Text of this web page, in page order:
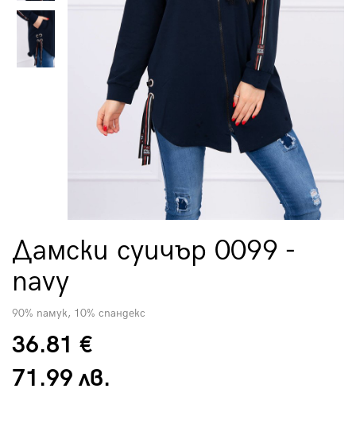
Дамски суичър 0099 -
navy
90% памук, 10% спандекс
36.81 €
71.99 лв.